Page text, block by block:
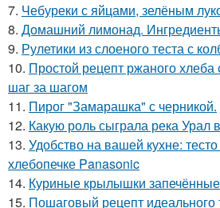
7. Чебуреки с яйцами, зелёным
8. Домашний лимонад.
9. Рулетики из слоеного теста с
10. Простой рецепт ржаного хлеба
шаг за шагом
11. Пирог "Замарашка" с черникой.
12. Какую роль сыграла река Урал
13. Удобство на вашей кухне:
хлебопечке Panasonic
14. Куриные крылышки запечённые
15. Пошаговый рецепт идеального